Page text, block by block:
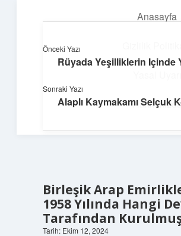
Anasayfa
Neşeli Fikir Köşesi
Hayatına neşe katan kısa
Birleşik Arap
1958 Yılında Hangi
Tarafından
Tarih: Ekim 12, 2024
Önceki Yazı
Rüyada Yeşilliklerin Içinde
Sonraki Yazı
Alaplı Kaymakamı Selçuk